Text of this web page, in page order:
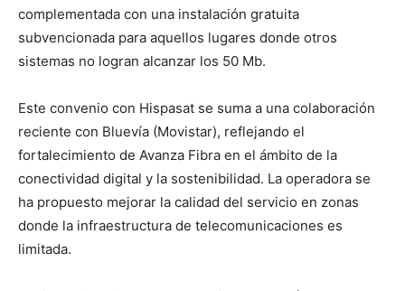
complementada con una instalación gratuita
subvencionada para aquellos lugares donde otros
sistemas no logran alcanzar los 50 Mb.
Este convenio con Hispasat se suma a una colaboración
reciente con Bluevía (Movistar), reflejando el
fortalecimiento de Avanza Fibra en el ámbito de la
conectividad digital y la sostenibilidad. La operadora se
ha propuesto mejorar la calidad del servicio en zonas
donde la infraestructura de telecomunicaciones es
limitada.